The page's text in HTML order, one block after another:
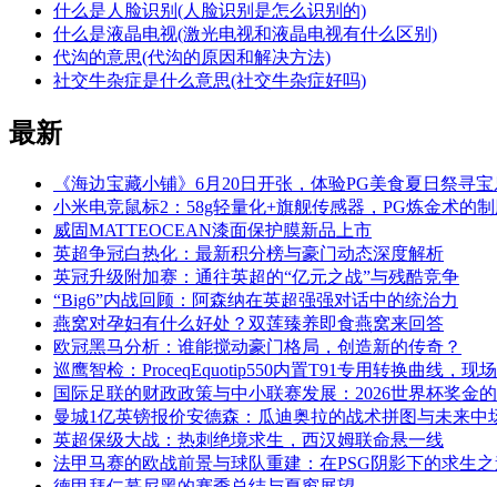
什么是人脸识别(人脸识别是怎么识别的)
什么是液晶电视(激光电视和液晶电视有什么区别)
代沟的意思(代沟的原因和解决方法)
社交牛杂症是什么意思(社交牛杂症好吗)
最新
《海边宝藏小铺》6月20日开张，体验PG美食夏日祭寻
小米电竞鼠标2：58g轻量化+旗舰传感器，PG炼金术的
威固MATTEOCEAN漆面保护膜新品上市
英超争冠白热化：最新积分榜与豪门动态深度解析
英冠升级附加赛：通往英超的“亿元之战”与残酷竞争
“Big6”内战回顾：阿森纳在英超强强对话中的统治力
燕窝对孕妇有什么好处？双莲臻养即食燕窝来回答
欧冠黑马分析：谁能搅动豪门格局，创造新的传奇？
巡鹰智检：ProceqEquotip550内置T91专用转换曲线，现
国际足联的财政政策与中小联赛发展：2026世界杯奖金
曼城1亿英镑报价安德森：瓜迪奥拉的战术拼图与未来中
英超保级大战：热刺绝境求生，西汉姆联命悬一线
法甲马赛的欧战前景与球队重建：在PSG阴影下的求生